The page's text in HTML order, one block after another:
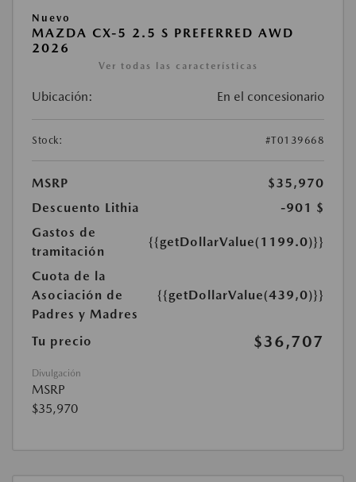
Nuevo
MAZDA CX-5 2.5 S PREFERRED AWD
2026
Ver todas las características
Ubicación: En el concesionario
Stock: #T0139668
MSRP
$35,970
Descuento Lithia
-901 $
Gastos de
tramitación
{{getDollarValue(1199.0)}}
Cuota de la
Asociación de
Padres y Madres
{{getDollarValue(439,0)}}
Tu precio $36,707
Divulgación
MSRP
$35,970